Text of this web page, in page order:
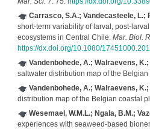
Carrasco, S.A.; Vandecasteele, L.;
short-term variability of larval, post-
ecosystems in Central Chile. Mar. Biol.
https://dx.doi.org/10.1080/
Vandenbohede, A.; Walraevens,
saltwater distribution map of the
Vandenbohede, A.; Walraevens,
distribution map of the Belgian coastal
Wesemael, W.M.L.; Ngala, B.M.;
experiences with seaweed-based